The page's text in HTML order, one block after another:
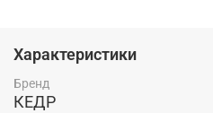
Совместимо с
Характеристики
Бренд
КЕДР